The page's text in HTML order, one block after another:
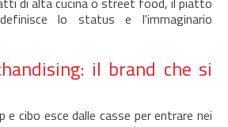
lo status e l'immaginario
il brand che si
e cibo esce dalle casse per entrare nei